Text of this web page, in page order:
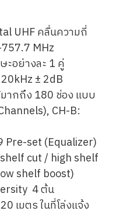
UHF คลื่นความถี่
MHz
อย่างละ 1 คู่
± 2dB
ากถึง 180 ช่อง แบบ
CH-B:
Pre-set (Equalizer)
cut / high shelf
shelf boost)
4 ต้น
เมตร ในที่โล่งแจ้ง